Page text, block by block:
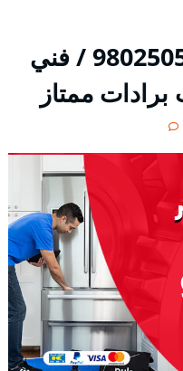
تصليح ثلاجات البر / 98025055 / فني
ممتاز